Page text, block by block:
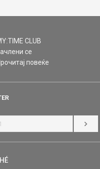
CLUB
се
повеќе